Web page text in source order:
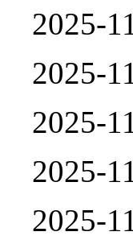
2025-
2025-
2025-
2025-
2025-